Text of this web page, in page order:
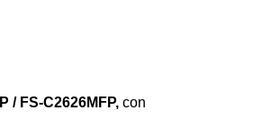
/ FS-C2626MFP, con